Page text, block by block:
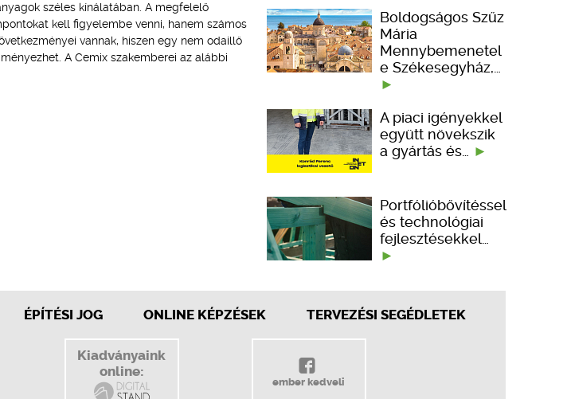
széles kínálatában. A megfelelő
kell figyelembe venni, hanem számos
vannak, hiszen egy nem odaillő
A Cemix szakemberei az alábbi
Boldogságos Szűz
Mária
Mennybemenetel
e Székesegyház,…
A piaci igényekkel
együtt növekszik
a gyártás és…
Portfólióbővítéssel
és technológiai
fejlesztésekkel…
ÉPÍTÉSI JOG ONLINE KÉPZÉSEK TERVEZÉSI SEGÉDLETEK
Kiadványaink
online:
ember kedveli